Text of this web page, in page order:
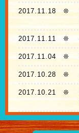
2017.11.18❊
2017.11.11 ❊
2017.11.04 ❊
2017.10.28 ❊
2017.10.21 ❊